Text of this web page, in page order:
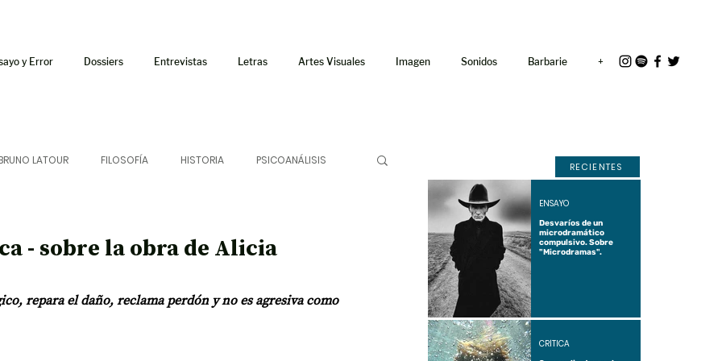
y Error Dossiers Entrevistas Letras Artes Visuales Imagen Sonidos Barbarie +
LATOUR FILOSOFÍA HISTORIA PSICOANÁLISIS
- sobre la obra de Alicia
repara el daño, reclama perdón y no es agresiva como
RECIENTES
Desvaríos de un
microdramático
compulsivo. Sobre
"Microdramas".
ENSAYO
CRÍTICA